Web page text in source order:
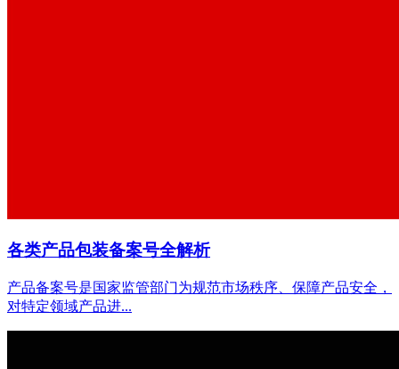
各类产品包装备案号全解析
产品备案号是国家监管部门为规范市场秩序、保障产品安全，
对特定领域产品进...